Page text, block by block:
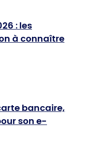
: les
à connaître
bancaire,
son e-